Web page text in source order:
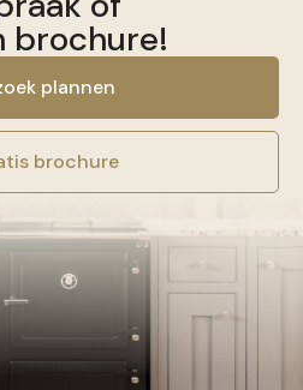
brochure!
plannen
brochure